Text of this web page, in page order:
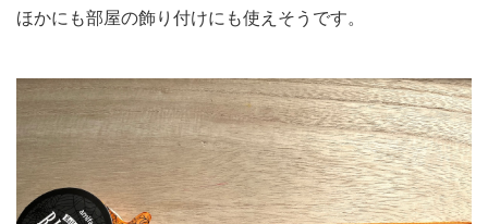
ほかにも部屋の飾り付けにも使えそうです。